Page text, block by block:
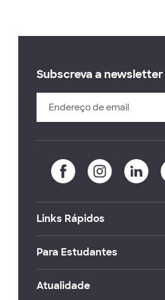
Subscreva a newsletter
Links Rápidos
Para Estudantes
Atualidade